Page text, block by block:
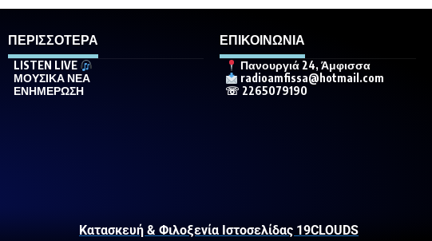
ΠΕΡΙΣΣΟΤΕΡΑ
LISTEN LIVE
ΜΟΥΣΙΚΑ ΝΕΑ
ΕΝΗΜΕΡΩΣΗ
ΕΠΙΚΟΙΝΩΝΙΑ
Πανουργιά 24, Άμφισσα
radioamfissa@hotmail.com
☏ 2265079190
Κατασκευή & Φιλοξενία Ιστοσελίδας 19CLOUDS